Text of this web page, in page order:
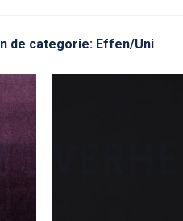
de categorie: Effen/Uni